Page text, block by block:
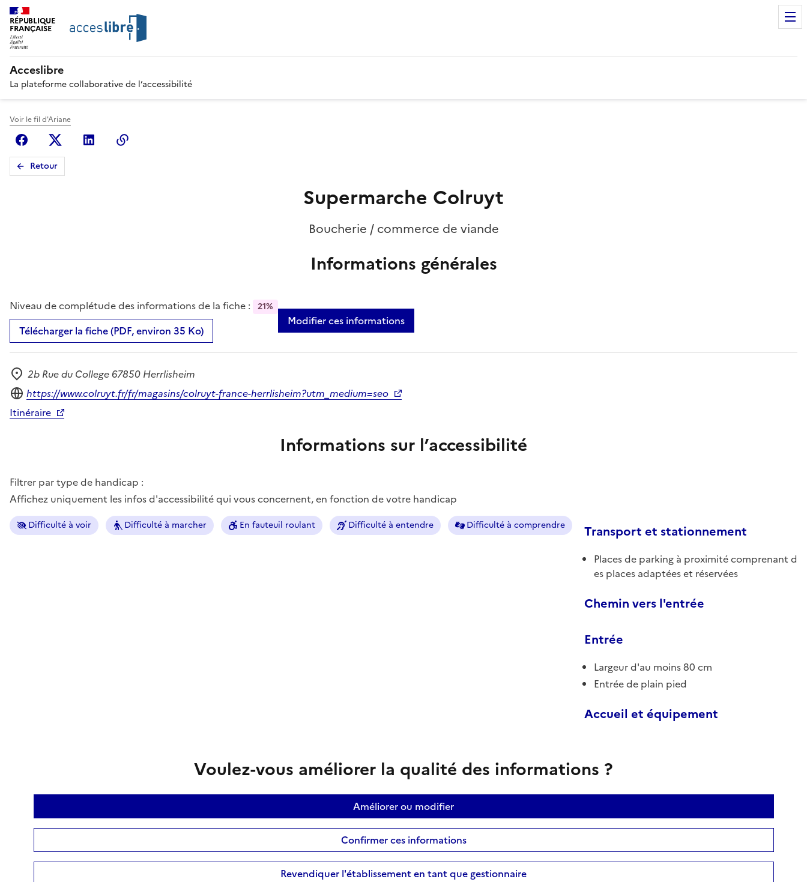
RÉPUBLIQUE
FRANÇAISE
Acceslibre
La plateforme collaborative de l’accessibilité
Voir le fil d'Ariane
FacebookX (anciennement Twitter)
Linkedin
Retour
Supermarche Colruyt
Boucherie / commerce de viande
Informations générales
Niveau de complétude des informations de la fiche : 21%
Télécharger la fiche (PDF, environ 35 Ko)
Modifier ces informations
Adresse
2b Rue du College 67850 Herrlisheim
Site internet
https://www.colruyt.fr/fr/magasins/colruyt-france-herrlisheim?utm_medium=seo
Itinéraire
Informations sur l’accessibilité
Filtrer par type de handicap :
Affichez uniquement les infos d'accessibilité qui vous concernent, en fonction de votre handicap
Difficulté à voir Difficulté à marcher En fauteuil roulant Difficulté à entendre Difficulté à comprendre Transport et stationnement
Places de parking à proximité comprenant d
es places adaptées et réservées
Chemin vers l'entrée
Entrée
Largeur d'au moins 80 cm
Entrée de plain pied
Accueil et équipement
Voulez-vous améliorer la qualité des informations ?
Améliorer ou modifier
Confirmer ces informations
Revendiquer l'établissement en tant que gestionnaire